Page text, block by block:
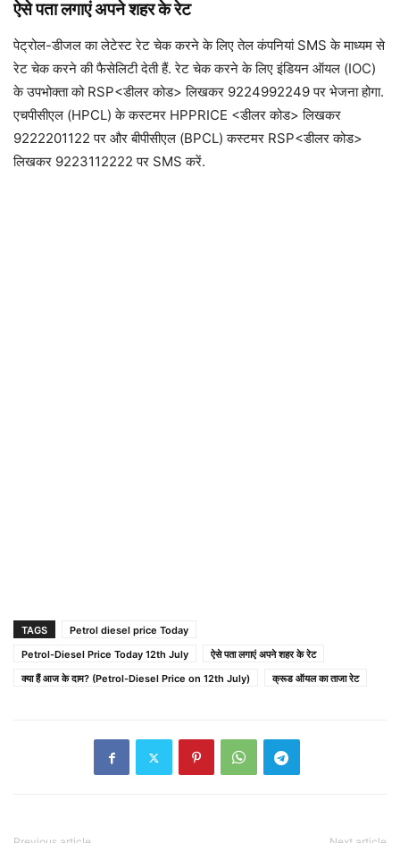
ऐसे पता लगाएं अपने शहर के रेट
पेट्रोल-डीजल का लेटेस्‍ट रेट चेक करने के ल‍िए तेल कंपन‍ियां SMS के माध्‍यम से
रेट चेक करने की फैसेल‍िटी देती हैं. रेट चेक करने के लिए इंडियन ऑयल (IOC)
के उपभोक्ता को RSP<डीलर कोड> लिखकर 9224992249 पर भेजना होगा.
एचपीसीएल (HPCL) के कस्‍टमर HPPRICE <डीलर कोड> लिखकर
9222201122 पर और बीपीसीएल (BPCL) कस्‍टमर RSP<डीलर कोड>
लिखकर 9223112222 पर SMS करें.
TAGS
Petrol diesel price Today
Petrol-Diesel Price Today 12th July
ऐसे पता लगाएं अपने शहर के रेट
क्या हैं आज के दाम? (Petrol-Diesel Price on 12th July)
क्रूड ऑयल का ताजा रेट